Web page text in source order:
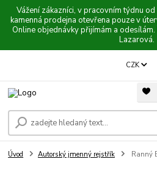
Vážení zákazníci, v pracovním týdnu
kamenná prodejna otevřena pouze v
Online objednávky přijímám a
Lazarová.
CZK
Úvod Autorský jmenný rejstřík Ranný